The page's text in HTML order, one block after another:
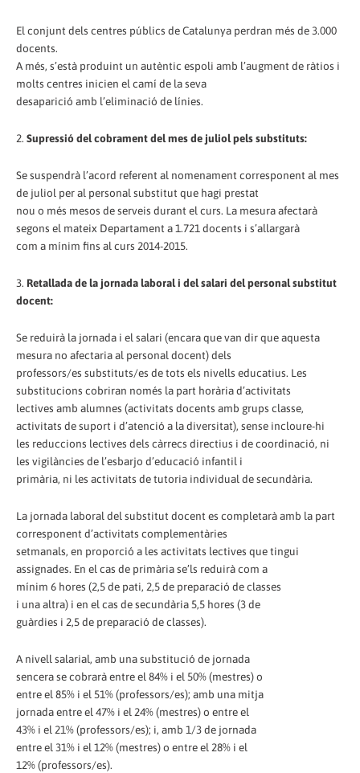
El conjunt dels centres públics de Catalunya perdran més de 3.000
docents.
A més, s’està produint un autèntic espoli amb l’augment de ràtios i
molts centres inicien el camí de la seva
desaparició amb l’eliminació de línies.
2. Supressió del cobrament del mes de juliol pels substituts:
Se suspendrà l’acord referent al nomenament corresponent al mes
de juliol per al personal substitut que hagi prestat
nou o més mesos de serveis durant el curs. La mesura afectarà
segons el mateix Departament a 1.721 docents i s’allargarà
com a mínim fins al curs 2014-2015.
3. Retallada de la jornada laboral i del salari del personal substitut
docent:
Se reduirà la jornada i el salari (encara que van dir que aquesta
mesura no afectaria al personal docent) dels
professors/es substituts/es de tots els nivells educatius. Les
substitucions cobriran només la part horària d’activitats
lectives amb alumnes (activitats docents amb grups classe,
activitats de suport i d’atenció a la diversitat), sense incloure-hi
les reduccions lectives dels càrrecs directius i de coordinació, ni
les vigilàncies de l’esbarjo d’educació infantil i
primària, ni les activitats de tutoria individual de secundària.
La jornada laboral del substitut docent es completarà amb la part
corresponent d’activitats complementàries
setmanals, en proporció a les activitats lectives que tingui
assignades. En el cas de primària se’ls reduirà com a
mínim 6 hores (2,5 de pati, 2,5 de preparació de classes
i una altra) i en el cas de secundària 5,5 hores (3 de
guàrdies i 2,5 de preparació de classes).
A nivell salarial, amb una substitució de jornada
sencera se cobrarà entre el 84% i el 50% (mestres) o
entre el 85% i el 51% (professors/es); amb una mitja
jornada entre el 47% i el 24% (mestres) o entre el
43% i el 21% (professors/es); i, amb 1/3 de jornada
entre el 31% i el 12% (mestres) o entre el 28% i el
12% (professors/es).